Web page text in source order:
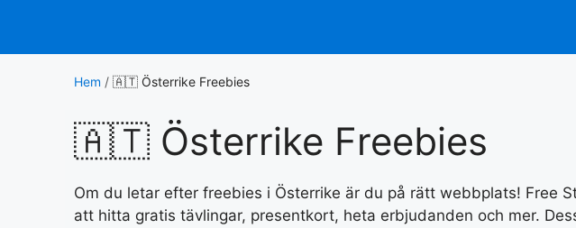
innehåll
Hem / 🇦🇹 Österrike Freebies
🇦🇹 Österrike Freebies
Om du letar efter freebies i Österrike är du på rätt webbplats! Free
att hitta gratis tävlingar, presentkort, heta erbjudanden och mer.